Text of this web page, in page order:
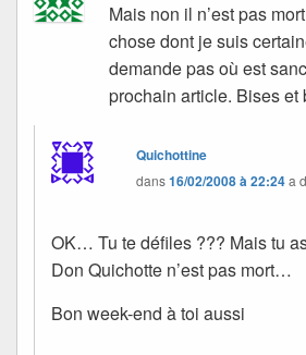
Mais non il n’est pas
chose dont je suis
demande pas où est
prochain article. Bises et
Quichottine
dans16/02/2008 à 22:24a
OK… Tu te défiles ??? Mais tu
Don Quichotte n’est pas mort…
Bon week-end à toi aussi